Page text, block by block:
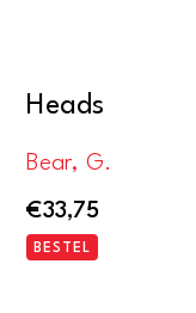
Heads
Bear, G.
€33,75
BESTEL